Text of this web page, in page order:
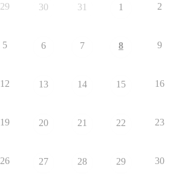
29 30 31 1 2
5 6 7 8 9
12 13 14 15 16
19 20 21 22 23
26 27 28 29 30